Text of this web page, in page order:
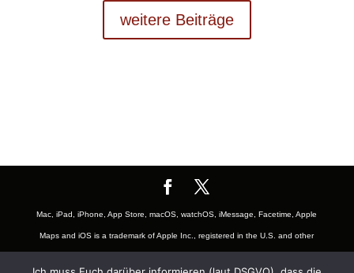
weitere Beiträge
Mac, iPad, iPhone, App Store, macOS, watchOS, iMessage, Facetime, Apple
Maps and iOS is a trademark of Apple Inc., registered in the U.S. and other